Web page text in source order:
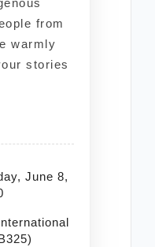
from
warmly
stories
June 8,